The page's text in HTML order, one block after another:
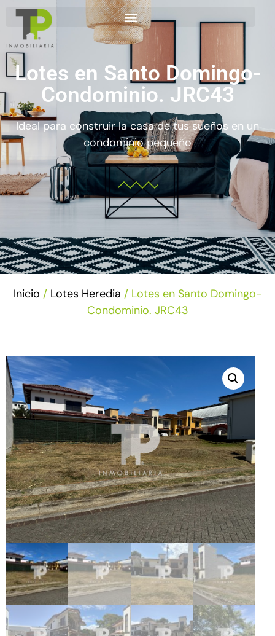
Lotes en Santo Domingo-
Condominio. JRC43
Ideal para construir la casa de tus sueños en un
condominio pequeño
Inicio / Lotes Heredia / Lotes en Santo Domingo-
Condominio. JRC43